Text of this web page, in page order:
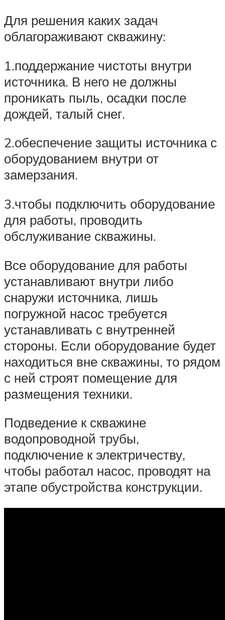
Для решения каких задач
облагораживают скважину:
1.поддержание чистоты внутри
источника. В него не должны
проникать пыль, осадки после
дождей, талый снег.
2.обеспечение защиты источника с
оборудованием внутри от
замерзания.
3.чтобы подключить оборудование
для работы, проводить
обслуживание скважины.
Все оборудование для работы
устанавливают внутри либо
снаружи источника, лишь
погружной насос требуется
устанавливать с внутренней
стороны. Если оборудование будет
находиться вне скважины, то рядом
с ней строят помещение для
размещения техники.
Подведение к скважине
водопроводной трубы,
подключение к электричеству,
чтобы работал насос, проводят на
этапе обустройства конструкции.